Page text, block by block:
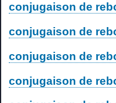
conjugaison de
conjugaison de
conjugaison de
conjugaison de